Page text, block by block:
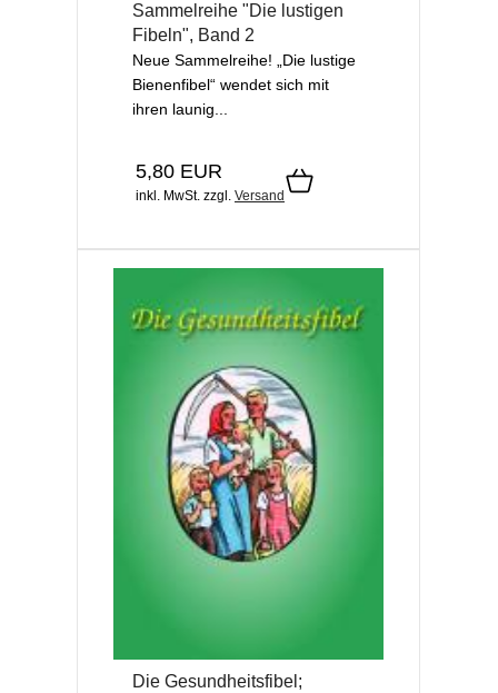
Sammelreihe "Die lustigen
Fibeln", Band 2
Neue Sammelreihe! „Die lustige
Bienenfibel“ wendet sich mit
ihren launig...
5,80 EUR
inkl. MwSt. zzgl. Versand
Die Gesundheitsfibel;